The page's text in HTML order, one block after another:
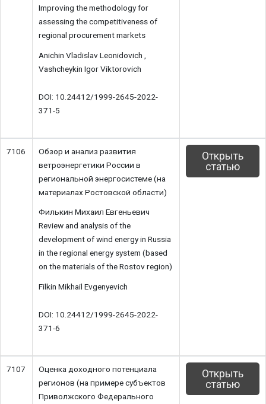
Improving the methodology for
assessing the competitiveness of
regional procurement markets
Anichin Vladislav Leonidovich ,
Vashcheykin Igor Viktorovich
DOI: 10.24412/1999-2645-2022-
371-5
7106
Обзор и анализ развития
ветроэнергетики России в
региональной энергосистеме (на
материалах Ростовской области)
Филькин Михаил Евгеньевич
Review and analysis of the
development of wind energy in Russia
in the regional energy system (based
on the materials of the Rostov region)
Filkin Mikhail Evgenyevich
DOI: 10.24412/1999-2645-2022-
371-6
Открыть
статью
7107
Оценка доходного потенциала
регионов (на примере субъектов
Приволжского Федерального
Открыть
статью